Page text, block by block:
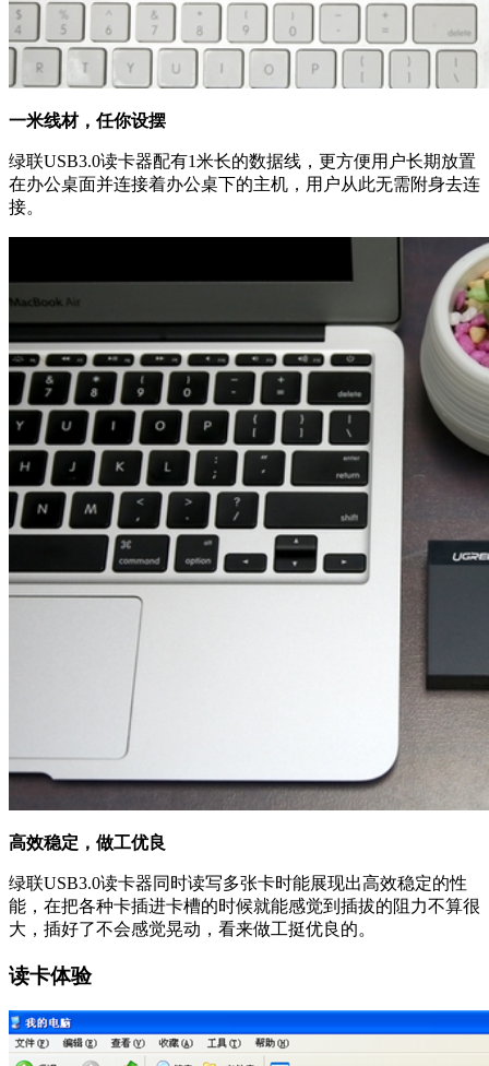
一米线材，任你设摆
绿联USB3.0读卡器配有1米长的数据线，更方便用户长期放置
在办公桌面并连接着办公桌下的主机，用户从此无需附身去连
接。
高效稳定，做工优良
绿联USB3.0读卡器同时读写多张卡时能展现出高效稳定的性
能，在把各种卡插进卡槽的时候就能感觉到插拔的阻力不算很
大，插好了不会感觉晃动，看来做工挺优良的。
读卡体验